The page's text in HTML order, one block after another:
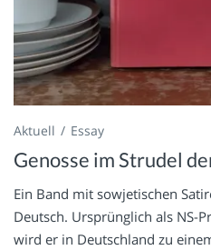
Aktuell Essay
Genosse im Strudel
Ein Band mit sowjetischen
Deutsch. Ursprünglich als NS-
wird er in Deutschland zu